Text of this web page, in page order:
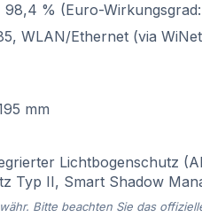
98,4 % (Euro-
WLAN/Ethernet (via
mm
Lichtbogenschutz
Typ II, Smart Shadow
Bitte beachten Sie das